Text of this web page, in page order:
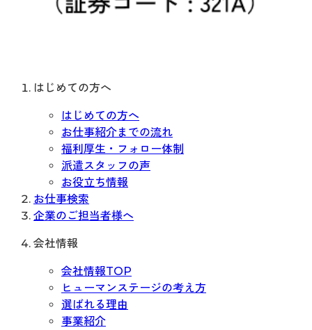
はじめての方へ
はじめての方へ
お仕事紹介までの流れ
福利厚生・フォロー体制
派遣スタッフの声
お役立ち情報
お仕事検索
企業のご担当者様へ
会社情報
会社情報TOP
ヒューマンステージの考え方
選ばれる理由
事業紹介